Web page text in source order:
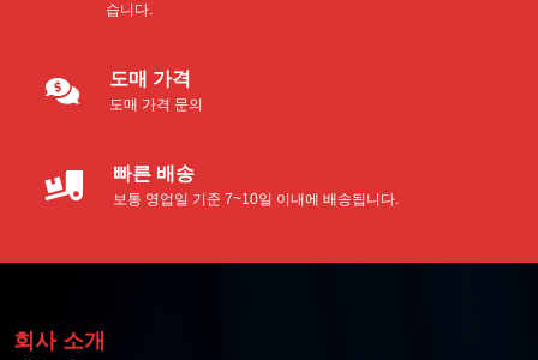
습니다.
도매 가격
도매 가격 문의
빠른 배송
보통 영업일 기준 7~10일 이내에 배송됩니다.
회사 소개